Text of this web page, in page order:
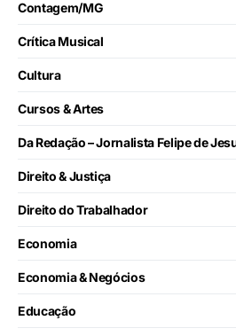
Contagem/MG
Crítica Musical
Cultura
Cursos & Artes
Da Redação – Jornalista Felipe de
Direito & Justiça
Direito do Trabalhador
Economia
Economia & Negócios
Educação